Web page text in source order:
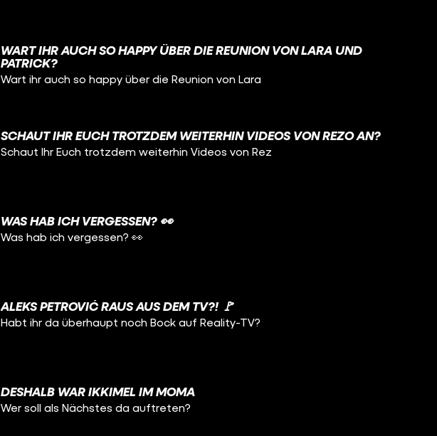
WART IHR AUCH SO HAPPY ÜBER DIE REUNION VON LARA UND
PATRICK?
Wart ihr auch so happy über die Reunion von Lara
SCHAUT IHR EUCH TROTZDEM WEITERHIN VIDEOS VON REZO AN?
Schaut Ihr Euch trotzdem weiterhin Videos von Rez
WAS HAB ICH VERGESSEN? 👀
Was hab ich vergessen? 👀
ALEKS PETROVIĆ RAUS AUS DEM TV?! 🚩
Habt ihr da überhaupt noch Bock auf Reality-TV?
DESHALB WAR IKKIMEL IM MOMA
Wer soll als Nächstes da auftreten?